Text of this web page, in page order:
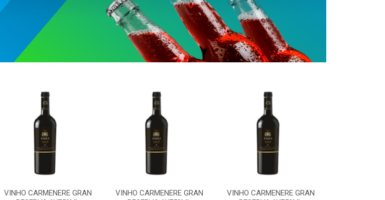
VINHO CARMENERE GRAN
VINHO CARMENERE GRAN
VINHO CARMENERE GRAN